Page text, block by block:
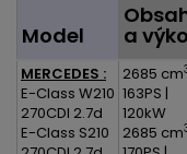
Model a
MERCEDES :
E-Class W210
270CDI 2.7d
E-Class S210
2685 cm
163PS |
120kW
2685 cm